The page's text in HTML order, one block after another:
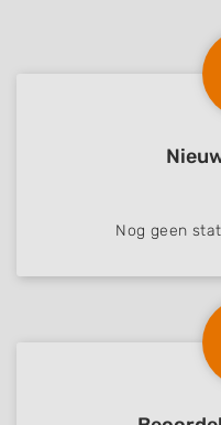
Nog geen